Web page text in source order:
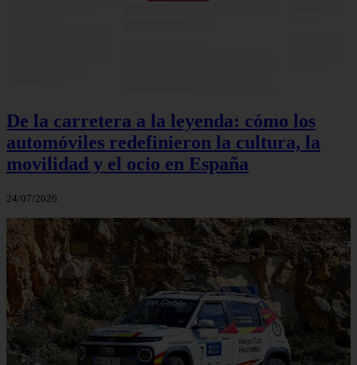
De la carretera a la leyenda: cómo los
automóviles redefinieron la cultura, la
movilidad y el ocio en España
24/07/2026